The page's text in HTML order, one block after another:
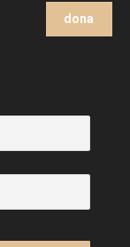
dona